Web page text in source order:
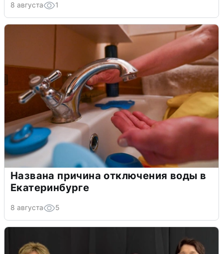
8 августа 1
Названа причина отключения воды в
Екатеринбурге
8 августа 5